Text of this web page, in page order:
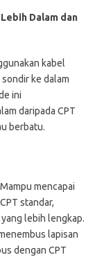
Dalam dan
kabel
ke dalam
ini
daripada CPT
berbatu.
Mampu mencapai
standar,
lebih lengkap.
lapisan
dengan CPT